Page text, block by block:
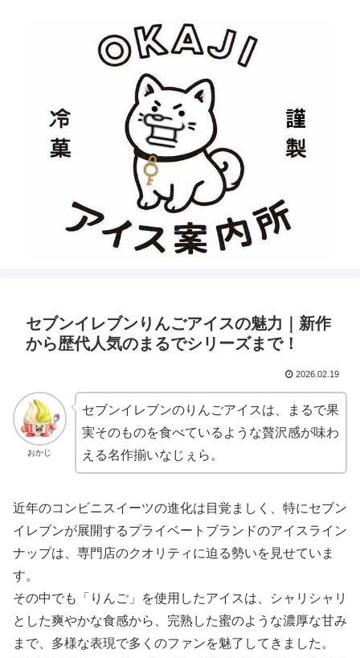
セブンイレブンりんごアイスの魅力｜新作
から歴代人気のまるでシリーズまで！
2026.02.19
おかじ
セブンイレブンのりんごアイスは、まるで果
実そのものを食べているような贅沢感が味わ
える名作揃いなじぇら。
近年のコンビニスイーツの進化は目覚ましく、特にセブン
イレブンが展開するプライベートブランドのアイスライン
ナップは、専門店のクオリティに迫る勢いを見せていま
す。
その中でも「りんご」を使用したアイスは、シャリシャリ
とした爽やかな食感から、完熟した蜜のような濃厚な甘み
まで、多様な表現で多くのファンを魅了してきました。